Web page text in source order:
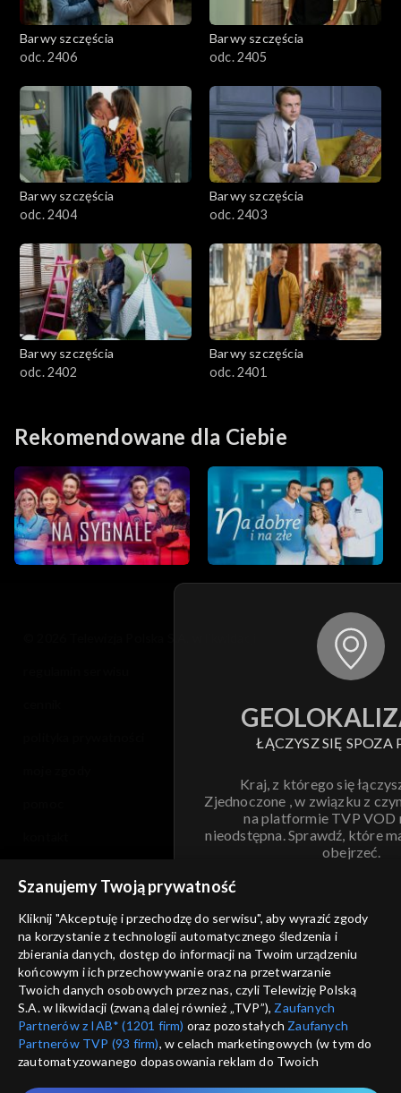
Barwy szczęścia
odc. 2406
Barwy szczęścia
odc. 2405
Barwy szczęścia
odc. 2404
Barwy szczęścia
odc. 2403
Barwy szczęścia
odc. 2402
Barwy szczęścia
odc. 2401
Rekomendowane dla Ciebie
ŁĄCZYSZ SIĘ SPOZA
Kraj, z którego się
Zjednoczone , w związku z
na platformie TVP VOD
nieodstępna. Sprawdź, które
obejrzeć.
ANULUJ
informacje o dostawcy usług
Szanujemy Twoją prywatność
Kliknij "Akceptuję i przechodzę do serwisu", aby wyrazić zgody
na korzystanie z technologii automatycznego śledzenia i
zbierania danych, dostęp do informacji na Twoim urządzeniu
końcowym i ich przechowywanie oraz na przetwarzanie
Twoich danych osobowych przez nas, czyli Telewizję Polską
S.A. w likwidacji (zwaną dalej również „TVP”), Zaufanych
Partnerów z IAB* (1201 firm) oraz pozostałych Zaufanych
Partnerów TVP (93 firm), w celach marketingowych (w tym do
zautomatyzowanego dopasowania reklam do Twoich